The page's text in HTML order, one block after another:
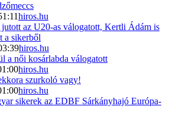
hiros.hu
az U20-as válogatott, Kertli Ádám is
a sikerből
hiros.hu
a női kosárlabda válogatott
hiros.hu
szurkoló vagy!
hiros.hu
sikerek az EDBF Sárkányhajó Európa-